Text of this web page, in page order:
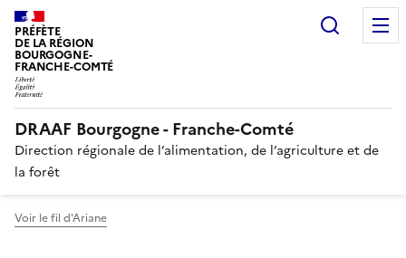
PRÉFÈTE
DE LA RÉGION
BOURGOGNE-
FRANCHE-COMTÉ
DRAAF Bourgogne - Franche-Comté
Direction régionale de l’alimentation, de l’agriculture et de
la forêt
Voir le fil d'Ariane